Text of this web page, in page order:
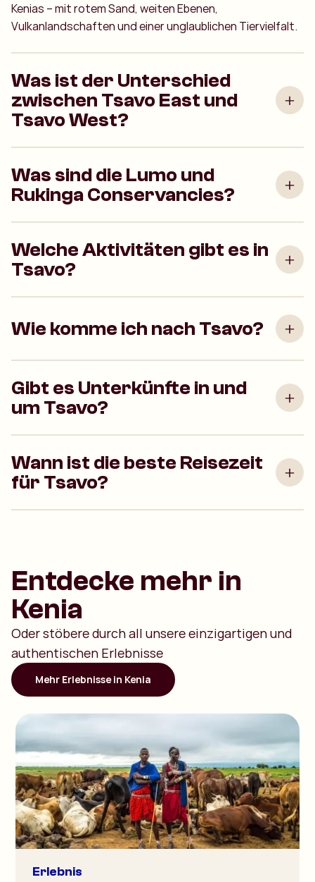
Kenias – mit rotem Sand, weiten Ebenen,
Vulkanlandschaften und einer unglaublichen Tiervielfalt.
Was ist der Unterschied
zwischen Tsavo East und
Tsavo West?
Was sind die Lumo und
Rukinga Conservancies?
Welche Aktivitäten gibt es in
Tsavo?
Wie komme ich nach Tsavo?
Gibt es Unterkünfte in und
um Tsavo?
Wann ist die beste Reisezeit
für Tsavo?
Entdecke mehr in
Kenia
Oder stöbere durch all unsere einzigartigen und
authentischen Erlebnisse
Mehr Erlebnisse in Kenia
Erlebnis